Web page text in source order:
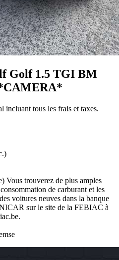
Golf 1.5 TGI BM
incluant tous les frais et taxes.
Vous trouverez de plus amples
de carburant et les
voitures neuves dans la banque
sur le site de la FEBIAC à